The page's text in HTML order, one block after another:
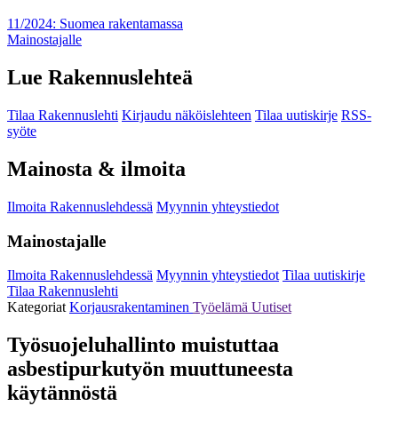
11/2024: Suomea rakentamassa
Mainostajalle
Lue Rakennuslehteä
Tilaa Rakennuslehti Kirjaudu näköislehteen Tilaa uutiskirje RSS-
syöte
Mainosta & ilmoita
Ilmoita Rakennuslehdessä Myynnin yhteystiedot
Mainostajalle
Ilmoita Rakennuslehdessä Myynnin yhteystiedot Tilaa uutiskirje
Tilaa Rakennuslehti
KategoriatKorjausrakentaminen Työelämä Uutiset
Työsuojeluhallinto muistuttaa
asbestipurkutyön muuttuneesta
käytännöstä